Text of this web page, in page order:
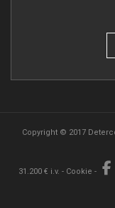
Copyright © 2017
31.200 € i.v. - Cookie -